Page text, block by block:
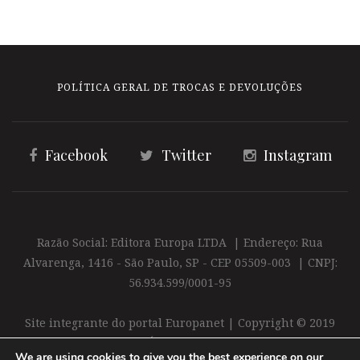
POLÍTICA GERAL DE TROCAS E DEVOLUÇÕES
Facebook Twitter Instagram
Razão Social: Editora Europa LTDA | Endereço: Rua
Alvarenga, 1416 - São Paulo, SP - CEP 05509-003 | CNPJ:
56.934.599/0001-95
Site integrante do portal Europanet | Copyright © 2019
Editora Europa Ltda. É proibida a reprodução total ou